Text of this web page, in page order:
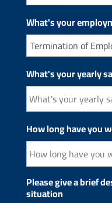
What's your
What's your yearly
How long have you
Please give a brief
situation